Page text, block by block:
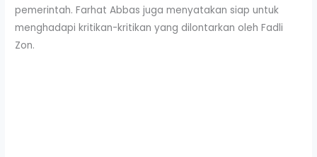
pemerintah. Farhat Abbas juga menyatakan siap untuk
menghadapi kritikan-kritikan yang dilontarkan oleh Fadli
Zon.